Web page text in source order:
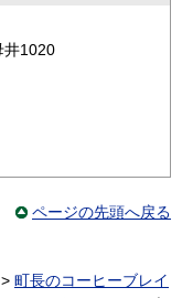
井1020
ページの先頭へ戻る
> 町長のコーヒーブレイ